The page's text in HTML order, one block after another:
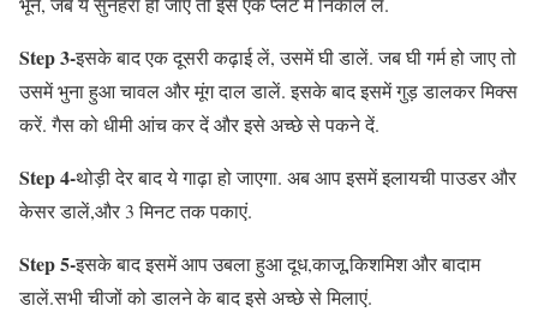
Step 3-इसके बाद एक दूसरी कढ़ाई लें, उसमें घी डालें. जब घी गर्म हो जाए तो
उसमें भुना हुआ चावल और मूंग दाल डालें. इसके बाद इसमें गुड़ डालकर मिक्स
करें. गैस को धीमी आंच कर दें और इसे अच्छे से पकने दें.
Step 4-थोड़ी देर बाद ये गाढ़ा हो जाएगा. अब आप इसमें इलायची पाउडर और
केसर डालें,और 3 मिनट तक पकाएं.
Step 5-इसके बाद इसमें आप उबला हुआ दूध,काजू,किशमिश और बादाम
डालें.सभी चीजों को डालने के बाद इसे अच्छे से मिलाएं.